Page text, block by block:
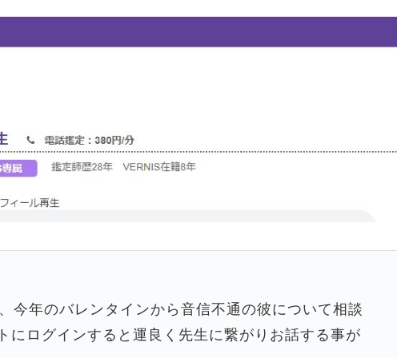
今年のバレンタインから音信不通の彼について相談
にログインすると運良く先生に繋がりお話する事が